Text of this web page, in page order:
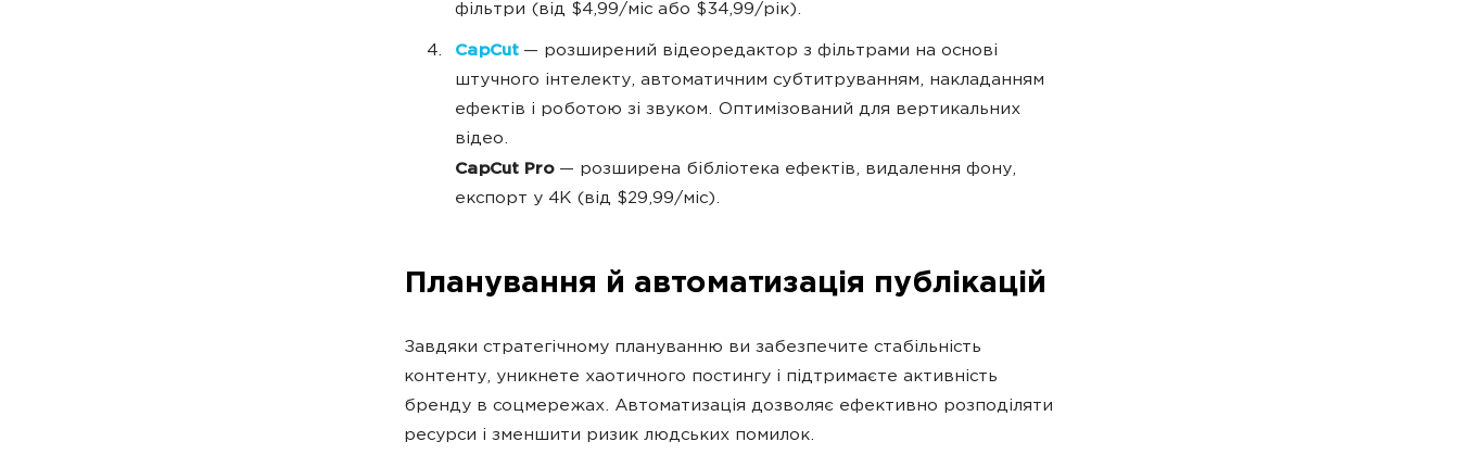
фільтри (від $4,99/міс або $34,99/рік).
CapCut— розширений відеоредактор з фільтрами на основі
штучного інтелекту, автоматичним субтитруванням, накладанням
ефектів і роботою зі звуком. Оптимізований для вертикальних
відео.
CapCut Pro— розширена бібліотека ефектів, видалення фону,
експорт у 4K (від $29,99/міс).
Планування й автоматизація публікацій
Завдяки стратегічному плануванню ви забезпечите стабільність
контенту, уникнете хаотичного постингу і підтримаєте активність
бренду в соцмережах. Автоматизація дозволяє ефективно розподіляти
ресурси і зменшити ризик людських помилок.